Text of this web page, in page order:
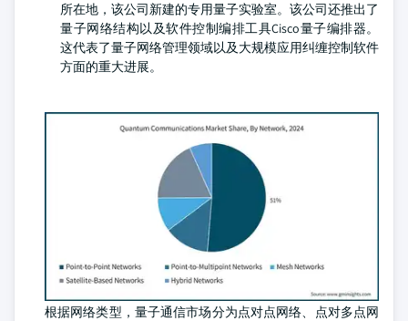
所在地，该公司新建的专用量子实验室。该公司还推出了
量子网络结构以及软件控制编排工具Cisco量子编排器。
这代表了量子网络管理领域以及大规模应用纠缠控制软件
方面的重大进展。
根据网络类型，量子通信市场分为点对点网络、点对多点网